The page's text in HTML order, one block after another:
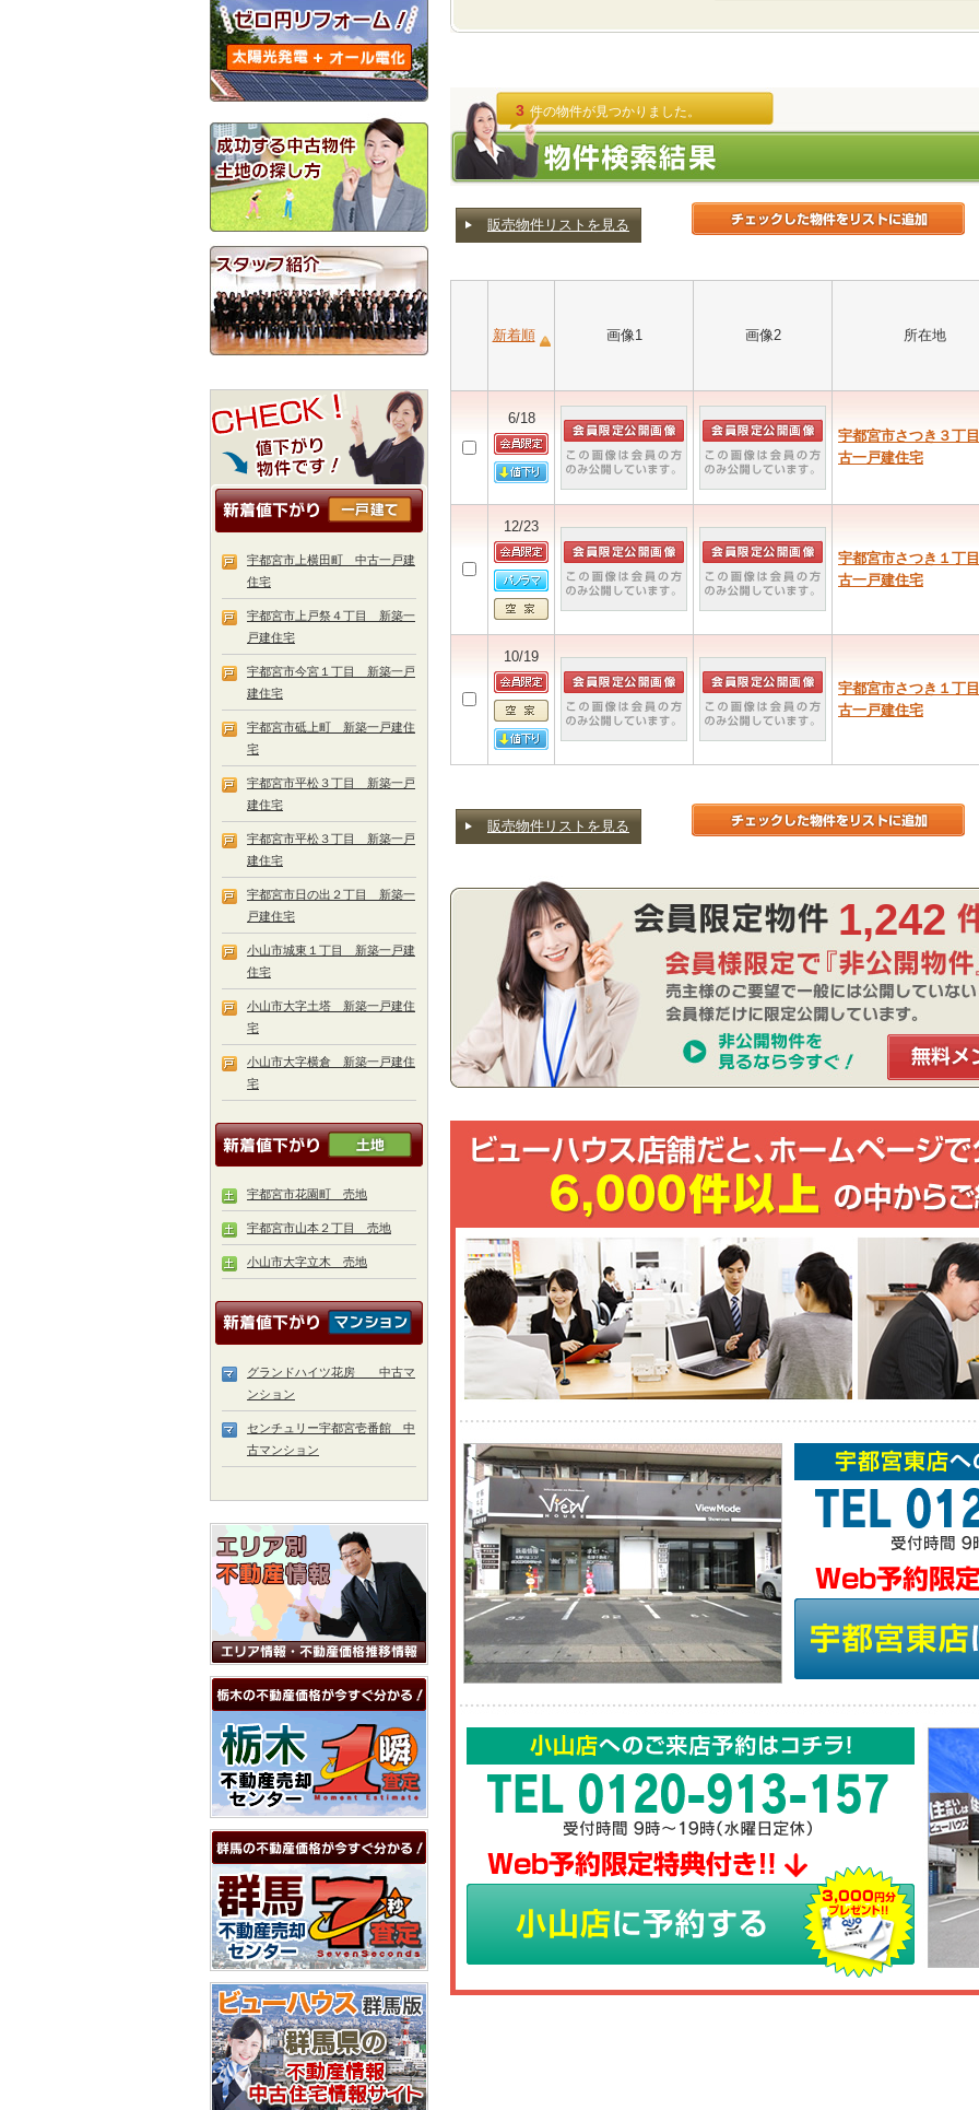
3 件の物件が見つかりました。
販売物件リストを見る
新着順 画像1 画像2 所在地
6/18
宇都宮市さつき３丁
古一戸建住宅
12/23
宇都宮市さつき１丁
古一戸建住宅
10/19
宇都宮市さつき１丁
古一戸建住宅
販売物件リストを見る
1,242
宇都宮市上横田町 中古一戸建
住宅
宇都宮市上戸祭４丁目 新築一
戸建住宅
宇都宮市今宮１丁目 新築一戸
建住宅
宇都宮市砥上町 新築一戸建住
宅
宇都宮市平松３丁目 新築一戸
建住宅
宇都宮市平松３丁目 新築一戸
建住宅
宇都宮市日の出２丁目 新築一
戸建住宅
小山市城東１丁目 新築一戸建
住宅
小山市大字土塔 新築一戸建住
宅
小山市大字横倉 新築一戸建住
宅
宇都宮市花園町 売地
宇都宮市山本２丁目 売地
小山市大字立木 売地
グランドハイツ花房 中古マ
ンション
センチュリー宇都宮壱番館 中
古マンション